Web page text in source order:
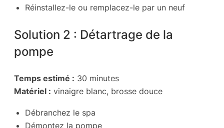
Réinstallez-le ou remplacez-le par un neuf
Solution 2 : Détartrage de la
pompe
Temps estimé : 30 minutes
Matériel : vinaigre blanc, brosse douce
Débranchez le spa
Démontez la pompe